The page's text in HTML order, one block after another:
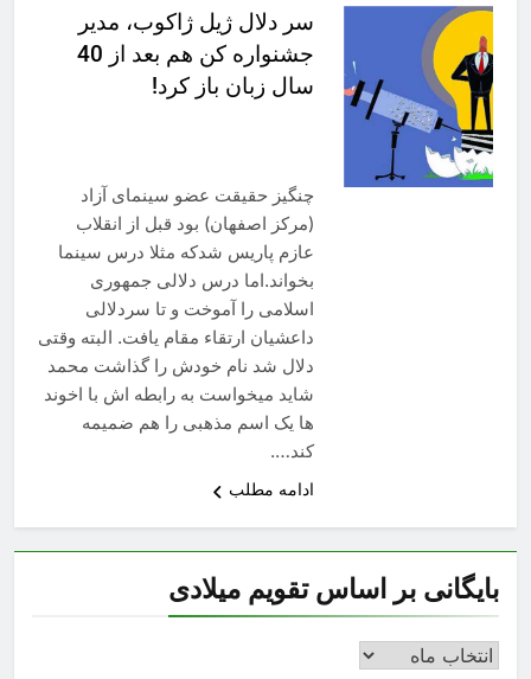
سر دلال ژیل ژاکوب، مدیر
جشنواره کن هم بعد از 40
سال زبان باز کرد!
چنگیز حقیقت عضو سینمای آزاد
(مرکز اصفهان) بود قبل از انقلاب
عازم پاریس شدکه مثلا درس سینما
بخواند.اما درس دلالی جمهوری
اسلامی را آموخت و تا سردلالی
داعشیان ارتقاء مقام یافت. البته وقتی
دلال شد نام خودش را گذاشت محمد
شاید میخواست به رابطه اش با اخوند
ها یک اسم مذهبی را هم ضمیمه
کند….
ادامه مطلب
بایگانی بر اساس تقویم میلادی
بایگانی